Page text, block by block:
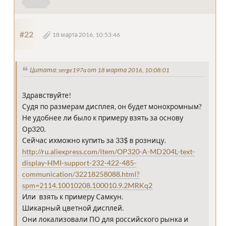
#22 18 марта 2016, 10:53:46
Цитата: serge197a от 18 марта 2016, 10:08:01
Здравствуйте!
Судя по размерам дисплея, он будет монохромным?
Не удобнее ли было к примеру взять за основу
Ор320.
Сейчас ихможно купить за 33$ в розницу.
http://ru.aliexpress.com/item/OP320-A-MD204L-text-
display-HMI-support-232-422-485-
communication/32218258088.html?
spm=2114.10010208.100010.9.2MRKq2
Или взять к примеру Самкун.
Шикарный цветной дисплей.
Они локализовали ПО для российского рынка и